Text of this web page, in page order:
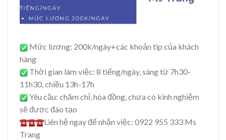
Mức lương: 200k/ngày+các khoản tip của khách
hàng
Thời gian làm việc: 8 tiếng/ngày, sáng từ 7h30-
11h30, chiều 13h-17h
Yêu cầu: chăm chỉ, hòa đồng, chưa có kinh nghiệm
sẽ được đào tạo
Liên hệ ngay để nhận việc: 0922 955 333 Ms
Trang